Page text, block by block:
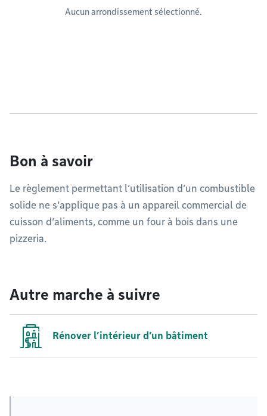
Aucun arrondissement sélectionné.
Bon à savoir
Le règlement permettant l’utilisation d’un combustible
solide ne s’applique pas à un appareil commercial de
cuisson d’aliments, comme un four à bois dans une
pizzeria.
Autre marche à suivre
Rénover l’intérieur d’un bâtiment